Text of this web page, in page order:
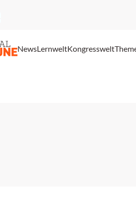
NewsLernweltKongresswelt